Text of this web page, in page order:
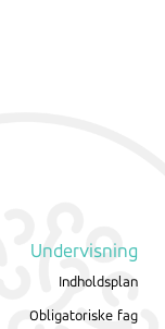
Undervisning
Indholdsplan
Obligatoriske fag